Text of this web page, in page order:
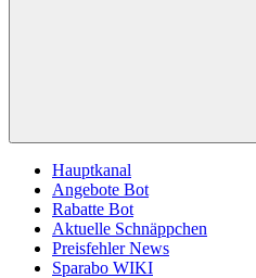
Hauptkanal
Angebote Bot
Rabatte Bot
Aktuelle Schnäppchen
Preisfehler News
Sparabo WIKI